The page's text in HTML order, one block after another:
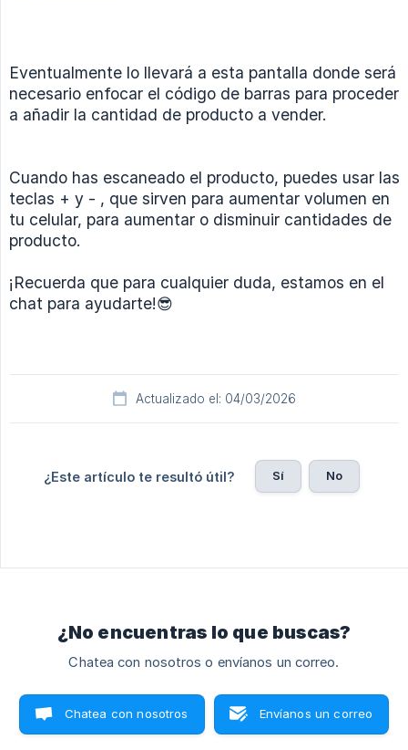
Eventualmente lo llevará a esta pantalla donde será
necesario enfocar el código de barras para proceder
a añadir la cantidad de producto a vender.
Cuando has escaneado el producto, puedes usar las
teclas + y - , que sirven para aumentar volumen en
tu celular, para aumentar o disminuir cantidades de
producto.
¡Recuerda que para cualquier duda, estamos en el
chat para ayudarte!😎
Actualizado el: 04/03/2026
¿Este artículo te resultó útil? Sí No
¿No encuentras lo que buscas?
Chatea con nosotros o envíanos un correo.
Chatea con nosotros Envíanos un correo